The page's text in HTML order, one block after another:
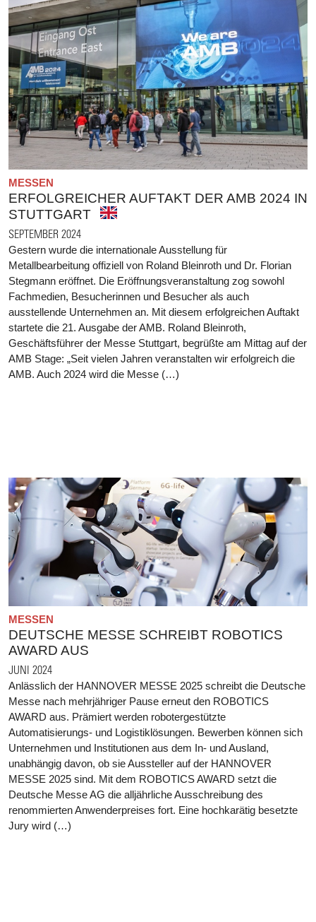
MESSEN
ERFOLGREICHER AUFTAKT DER AMB 2024 IN
STUTTGART
SEPTEMBER 2024
Gestern wurde die internationale Ausstellung für
Metallbearbeitung offiziell von Roland Bleinroth und Dr. Florian
Stegmann eröffnet. Die Eröffnungsveranstaltung zog sowohl
Fachmedien, Besucherinnen und Besucher als auch
ausstellende Unternehmen an. Mit diesem erfolgreichen Auftakt
startete die 21. Ausgabe der AMB. Roland Bleinroth,
Geschäftsführer der Messe Stuttgart, begrüßte am Mittag auf der
AMB Stage: „Seit vielen Jahren veranstalten wir erfolgreich die
AMB. Auch 2024 wird die Messe (…)
MESSEN
DEUTSCHE MESSE SCHREIBT ROBOTICS
AWARD AUS
JUNI 2024
Anlässlich der HANNOVER MESSE 2025 schreibt die Deutsche
Messe nach mehrjähriger Pause erneut den ROBOTICS
AWARD aus. Prämiert werden robotergestützte
Automatisierungs- und Logistiklösungen. Bewerben können sich
Unternehmen und Institutionen aus dem In- und Ausland,
unabhängig davon, ob sie Aussteller auf der HANNOVER
MESSE 2025 sind. Mit dem ROBOTICS AWARD setzt die
Deutsche Messe AG die alljährliche Ausschreibung des
renommierten Anwenderpreises fort. Eine hochkarätig besetzte
Jury wird (…)